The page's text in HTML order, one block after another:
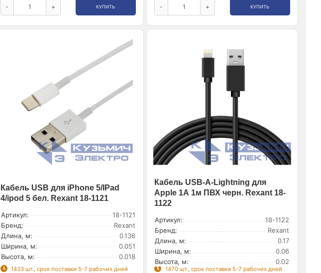
- + КУПИТЬ - + КУПИТЬ
Кабель USB для iPhone 5/IPad
4/ipod 5 бел. Rexant 18-1121
Артикул:
18-1121
Бренд:
Rexant
Длина, м:
0.136
Ширина, м:
0.051
Высота, м:
0.018
1433 шт., срок поставки 5-7 рабочих дней
Кабель USB-A-Lightning для
Apple 1А 1м ПВХ черн. Rexant 18-
1122
Артикул:
18-1122
Бренд:
Rexant
Длина, м:
0.17
Ширина, м:
0.06
Высота, м:
0.02
1470 шт., срок поставки 5-7 рабочих дней